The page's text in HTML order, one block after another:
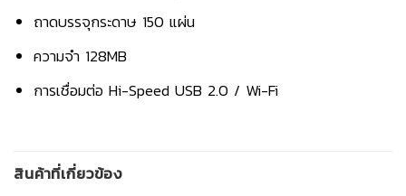
ถาดบรรจุกระดาษ 150 แผ่น
ความจำ 128MB
การเชื่อมต่อ Hi-Speed USB 2.0 / Wi-Fi
สินค้าที่เกี่ยวข้อง